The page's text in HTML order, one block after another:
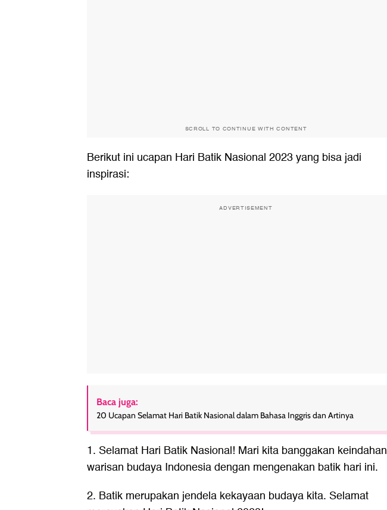
SCROLL TO CONTINUE WITH CONTENT
Berikut ini ucapan Hari Batik Nasional 2023 yang bisa jadi
inspirasi:
ADVERTISEMENT
Baca juga:
20 Ucapan Selamat Hari Batik Nasional dalam Bahasa Inggris dan Artinya
1. Selamat Hari Batik Nasional! Mari kita banggakan keindahan
warisan budaya Indonesia dengan mengenakan batik hari ini.
2. Batik merupakan jendela kekayaan budaya kita. Selamat